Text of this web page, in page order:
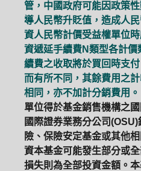
管，中國政府可能因政策
導人民幣升貶值，造成人
資人民幣計價受益權單位
資遞延手續費N類型各計
續費之收取將於買回時支
而有所不同，其餘費用之
相同，亦不加計分銷費用。
單位得於基金銷售機構之
國際證券業務分公司
險、保險安定基金或其他
資本基金可能發生部分或
損失則為全部投資金額。